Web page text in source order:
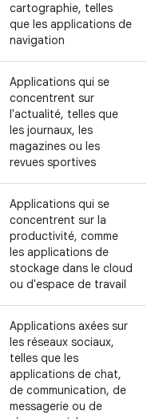
cartographie, telles
que les applications de
navigation
Applications qui se
concentrent sur
l'actualité, telles que
les journaux, les
magazines ou les
revues sportives
Applications qui se
concentrent sur la
productivité, comme
les applications de
stockage dans le cloud
ou d'espace de travail
Applications axées sur
les réseaux sociaux,
telles que les
applications de chat,
de communication, de
messagerie ou de